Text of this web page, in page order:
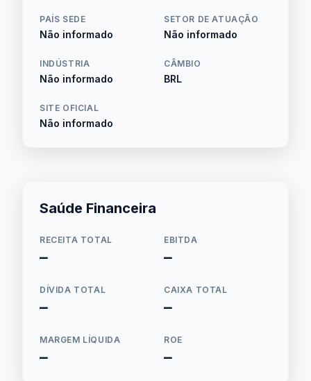
PAÍS SEDE
Não informado
SETOR DE ATUAÇÃO
Não informado
INDÚSTRIA
Não informado
CÂMBIO
BRL
SITE OFICIAL
Não informado
Saúde Financeira
RECEITA TOTAL
—
EBITDA
—
DÍVIDA TOTAL
—
CAIXA TOTAL
—
MARGEM LÍQUIDA
—
ROE
—